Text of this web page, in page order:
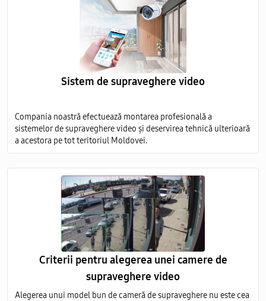
Sistem de supraveghere video
Compania noastră efectuează montarea profesională a
sistemelor de supraveghere video și deservirea tehnică ulterioară
a acestora pe tot teritoriul Moldovei.
Criterii pentru alegerea unei camere de
supraveghere video
Alegerea unui model bun de cameră de supraveghere nu este cea